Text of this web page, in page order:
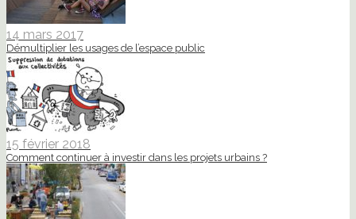
14 mars 2017
Démultiplier les usages de l’espace public
15 février 2018
Comment continuer à investir dans les projets urbains ?